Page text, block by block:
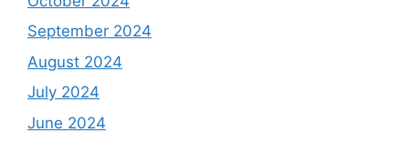
September 2024
August 2024
July 2024
June 2024